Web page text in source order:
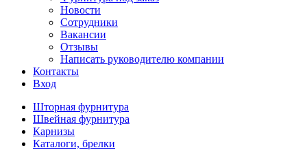
Новости
Сотрудники
Вакансии
Отзывы
Написать руководителю компании
Контакты
Вход
Шторная фурнитура
Швейная фурнитура
Карнизы
Каталоги, брелки